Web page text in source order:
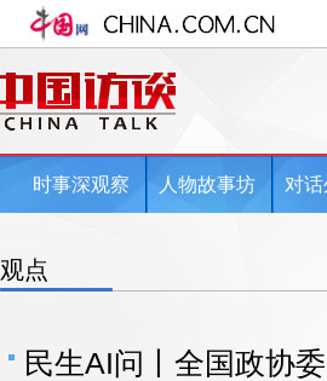
时事深观察 人物故事坊 对
观点
民生AI问丨全国政协